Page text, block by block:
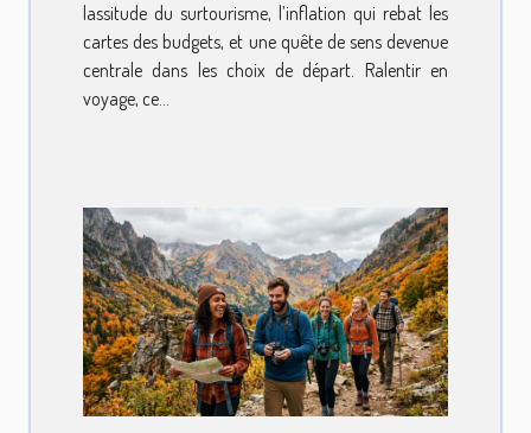
lassitude du surtourisme, l’inflation qui rebat les
cartes des budgets, et une quête de sens devenue
centrale dans les choix de départ. Ralentir en
voyage, ce...